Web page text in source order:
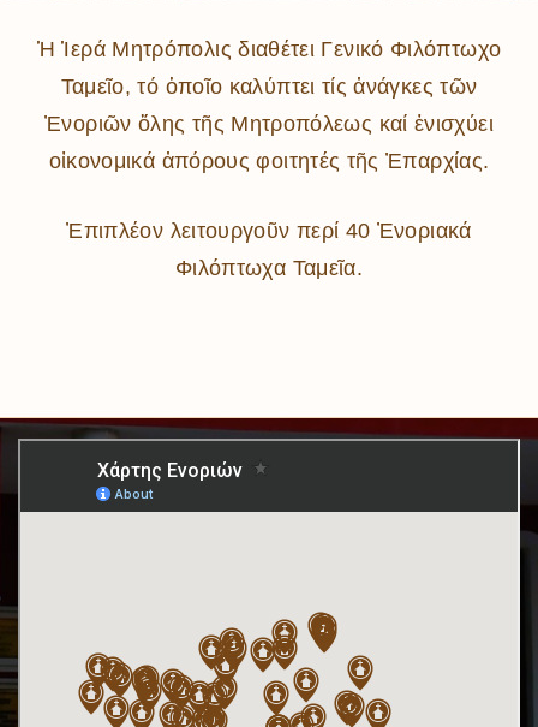
Ἡ Ἱερά Μητρόπολις διαθέτει Γενικό Φιλόπτωχο
Ταμεῖο, τό ὁποῖο καλύπτει τίς ἀνάγκες τῶν
Ἐνοριῶν ὅλης τῆς Μητροπόλεως καί ἐνισχύει
οἰκονομικά ἀπόρους φοιτητές τῆς Ἐπαρχίας.
Ἐπιπλέον λειτουργοῦν περί 40 Ἐνοριακά
Φιλόπτωχα Ταμεῖα.